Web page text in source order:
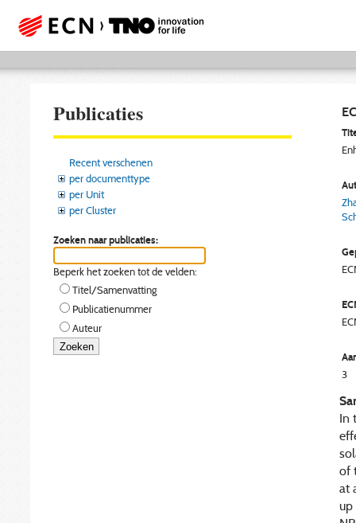
Publicaties
Recent verschenen
per documenttype
per Unit
per Cluster
Zoeken naar publicaties:
Beperk het zoeken tot de velden:
Titel/Samenvatting
Publicatienummer
Auteur
3
In
of
at